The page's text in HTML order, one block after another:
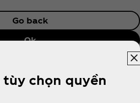
Go back
Ok
tùy chọn quyền